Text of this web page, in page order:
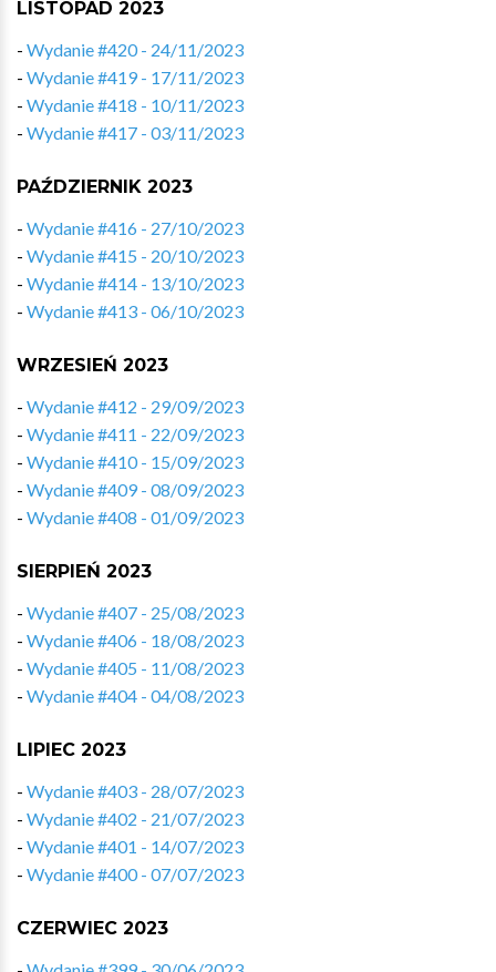
LISTOPAD 2023
- Wydanie #420 - 24/11/2023
- Wydanie #419 - 17/11/2023
- Wydanie #418 - 10/11/2023
- Wydanie #417 - 03/11/2023
PAŹDZIERNIK 2023
- Wydanie #416 - 27/10/2023
- Wydanie #415 - 20/10/2023
- Wydanie #414 - 13/10/2023
- Wydanie #413 - 06/10/2023
WRZESIEŃ 2023
- Wydanie #412 - 29/09/2023
- Wydanie #411 - 22/09/2023
- Wydanie #410 - 15/09/2023
- Wydanie #409 - 08/09/2023
- Wydanie #408 - 01/09/2023
SIERPIEŃ 2023
- Wydanie #407 - 25/08/2023
- Wydanie #406 - 18/08/2023
- Wydanie #405 - 11/08/2023
- Wydanie #404 - 04/08/2023
LIPIEC 2023
- Wydanie #403 - 28/07/2023
- Wydanie #402 - 21/07/2023
- Wydanie #401 - 14/07/2023
- Wydanie #400 - 07/07/2023
CZERWIEC 2023